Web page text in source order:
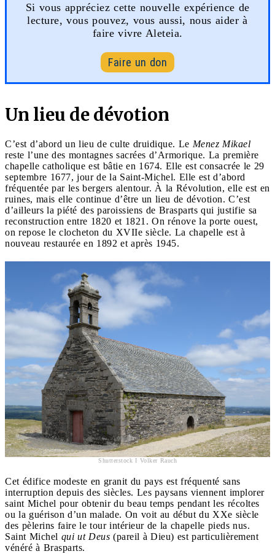
Si vous appréciez cette nouvelle expérience de
lecture, vous pouvez, vous aussi, nous aider à
faire vivre Aleteia.
Faire un don
Un lieu de dévotion
C’est d’abord un lieu de culte druidique. Le Menez Mikael
reste l’une des montagnes sacrées d’Armorique. La première
chapelle catholique est bâtie en 1674. Elle est consacrée le 29
septembre 1677, jour de la Saint-Michel. Elle est d’abord
fréquentée par les bergers alentour. À la Révolution, elle est en
ruines, mais elle continue d’être un lieu de dévotion. C’est
d’ailleurs la piété des paroissiens de Brasparts qui justifie sa
reconstruction entre 1820 et 1821. On rénove la porte ouest,
on repose le clocheton du XVIIe siècle. La chapelle est à
nouveau restaurée en 1892 et après 1945.
Shutterstock I Volker Rauch
Cet édifice modeste en granit du pays est fréquenté sans
interruption depuis des siècles. Les paysans viennent implorer
saint Michel pour obtenir du beau temps pendant les récoltes
ou la guérison d’un malade. On voit au début du XXe siècle
des pèlerins faire le tour intérieur de la chapelle pieds nus.
Saint Michel qui ut Deus (pareil à Dieu) est particulièrement
vénéré à Brasparts.